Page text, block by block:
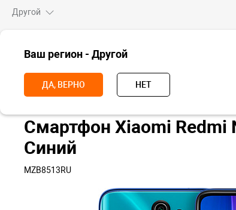
Другой
Ваш регион - Другой
ДА, ВЕРНО НЕТ
Главная Смартфоны Redmi Redmi Note 8
Смартфон Xiaomi Redmi
Синий
MZB8513RU